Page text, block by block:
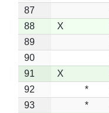
87
88
X
89
90
91
X
92
*
93
*